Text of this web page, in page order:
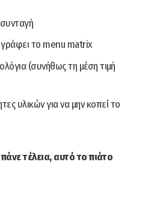
το menu matrix
(συνήθως τη μέση τιμή
υλικών για να μην κοπεί το
τέλεια, αυτό το πιάτο